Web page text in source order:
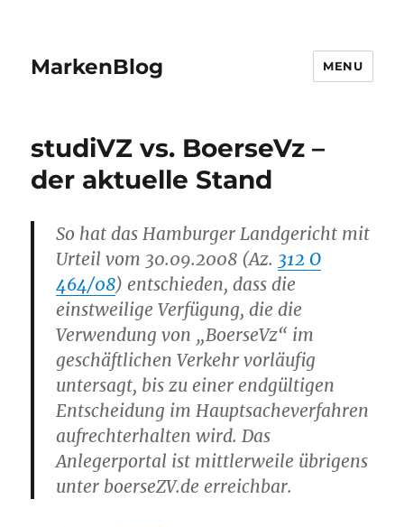
MarkenBlog MENU
studiVZ vs. BoerseVz –
der aktuelle Stand
So hat das Hamburger Landgericht mit
Urteil vom 30.09.2008 (Az. 312 O
464/08) entschieden, dass die
einstweilige Verfügung, die die
Verwendung von „BoerseVz“ im
geschäftlichen Verkehr vorläufig
untersagt, bis zu einer endgültigen
Entscheidung im Hauptsacheverfahren
aufrechterhalten wird. Das
Anlegerportal ist mittlerweile übrigens
unter boerseZV.de erreichbar.